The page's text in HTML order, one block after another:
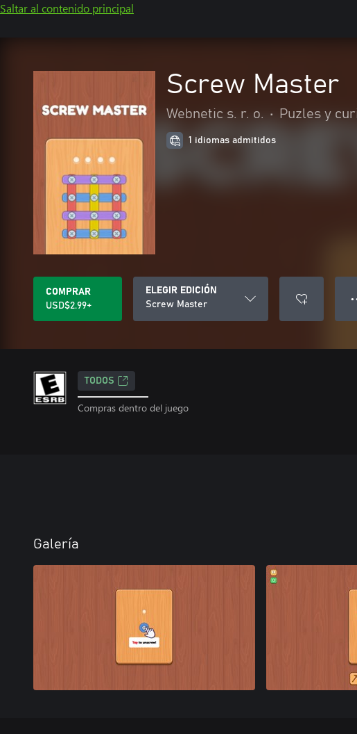
Saltar al contenido principal
Screw Master
Webnetic s. r. o. • Puzles y
1 idiomas admitidos
COMPRAR
USD$2.99+
ELEGIR EDICIÓN
Screw Master
●
TODOS
Compras dentro del juego
Galería